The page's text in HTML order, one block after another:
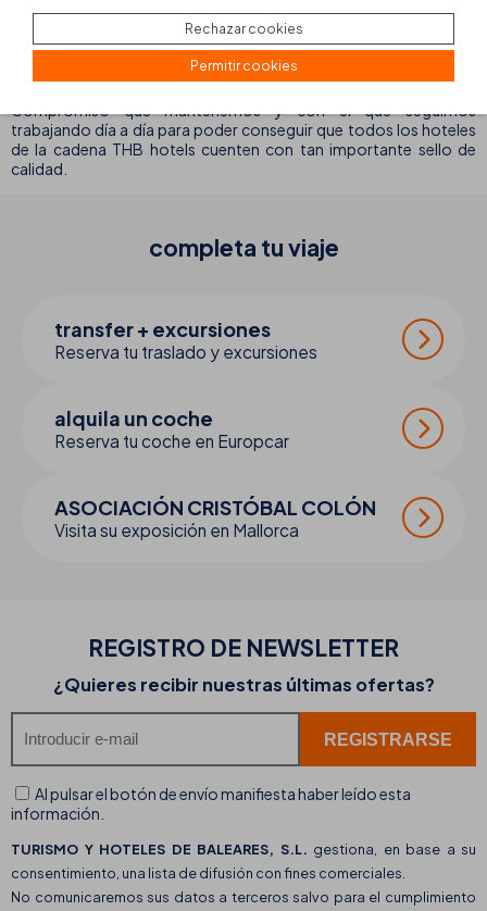
iniciativas en destino. La importancia de la comunidad local y el
patrimonio cultural. Defendemos y protegemos el patrimonio
cultural de las zonas donde THB hotels cuenta con
Compromiso que mantenemos y con el que seguimos
trabajando día a día para poder conseguir que todos los hoteles
de la cadena THB hotels cuenten con tan importante sello de
calidad.
completa tuviaje
transfer + excursiones
Reserva tu traslado y excursiones
alquila un coche
Reserva tu coche en Europcar
ASOCIACIÓN CRISTÓBAL COLÓN
Visita su exposición en Mallorca
REGISTRO DE NEWSLETTER
¿Quieres recibir nuestras últimas ofertas?
Al pulsar el botón de envío manifiesta haber leído esta
información.
TURISMO Y HOTELES DE BALEARES, S.L. gestiona, en base a su
consentimiento, una lista de difusión con fines comerciales.
No comunicaremos sus datos a terceros salvo para el cumplimiento
Rechazar cookies
Permitir cookies